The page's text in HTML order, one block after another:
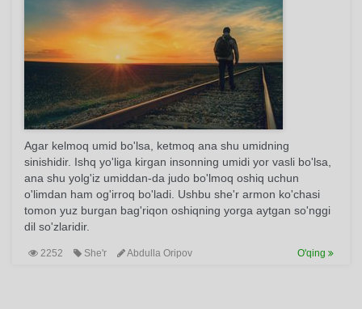
Agar kelmoq umid bo'lsa, ketmoq ana shu umidning
sinishidir. Ishq yo'liga kirgan insonning umidi yor vasli bo'lsa,
ana shu yolg'iz umiddan-da judo bo'lmoq oshiq uchun
o'limdan ham og'irroq bo'ladi. Ushbu she'r armon ko'chasi
tomon yuz burgan bag'riqon oshiqning yorga aytgan so'nggi
dil so'zlaridir.
2252 She'r Abdulla Oripov O'qing